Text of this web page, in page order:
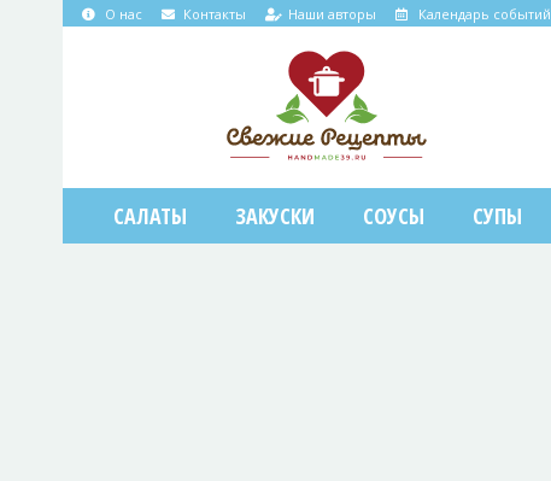
О нас Контакты Наши авторы Календарь событий
САЛАТЫ ЗАКУСКИ СОУСЫ СУПЫ